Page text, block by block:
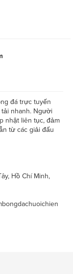
đá trực tuyến
nhanh. Người
nhật liên tục, đảm
từ các giải đấu
Hồ Chí Minh,